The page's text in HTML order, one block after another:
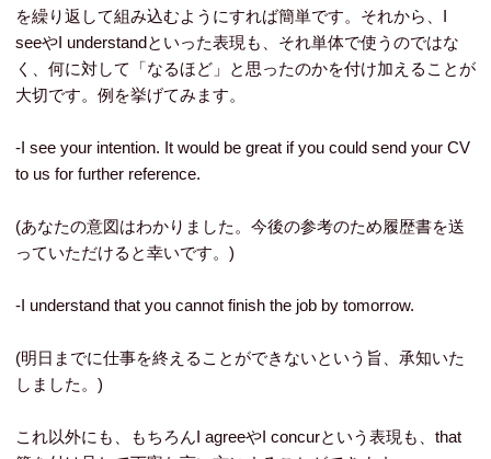
を繰り返して組み込むようにすれば簡単です。それから、I
seeやI understandといった表現も、それ単体で使うのではな
く、何に対して「なるほど」と思ったのかを付け加えることが
大切です。例を挙げてみます。
-I see your intention. It would be great if you could send your CV
to us for further reference.
(あなたの意図はわかりました。今後の参考のため履歴書を送
っていただけると幸いです。)
-I understand that you cannot finish the job by tomorrow.
(明日までに仕事を終えることができないという旨、承知いた
しました。)
これ以外にも、もちろんI agreeやI concurという表現も、that